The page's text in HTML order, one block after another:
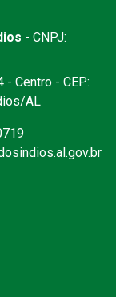
- CNPJ:
- Centro - CEP:
AL